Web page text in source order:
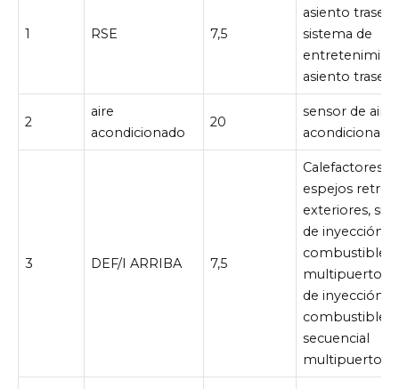
1 RSE 7,5
asiento
sistema de
asiento trasero
2
aire
acondicionado
20
sensor de aire
acondicionado
3 DEF/I ARRIBA 7,5
Calefactores
espejos
exteriores,
de inyección
combustible
multipuerto/
de inyección
combustible
secuencial
multipuerto